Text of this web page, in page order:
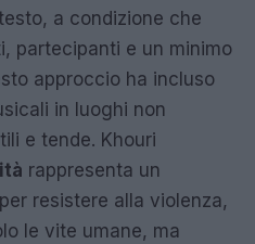
a condizione che
partecipanti e un minimo
approccio ha incluso
in luoghi non
e tende. Khouri
rappresenta un
resistere alla violenza,
le vite umane, ma